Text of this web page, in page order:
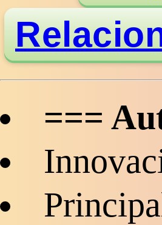
===